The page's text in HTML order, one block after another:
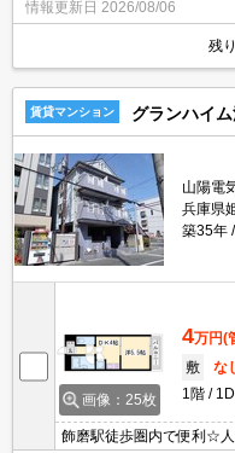
情報更新日 2026/08/06
残
賃貸マンション グランハイ
山陽電
兵庫県
築35年
画像：25枚
4万円(
敷
な
1階
飾磨駅徒歩圏内で便利☆